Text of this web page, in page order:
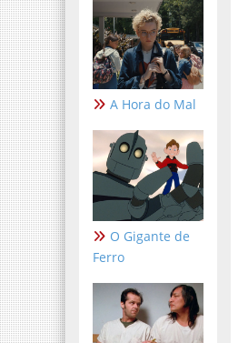
A Hora do Mal
O Gigante de
Ferro